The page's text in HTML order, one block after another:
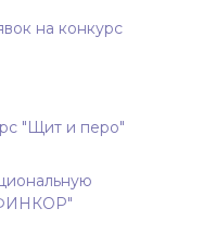
на конкурс
"Щит и перо"